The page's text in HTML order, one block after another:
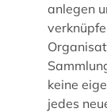
anlegen
keine
jedes